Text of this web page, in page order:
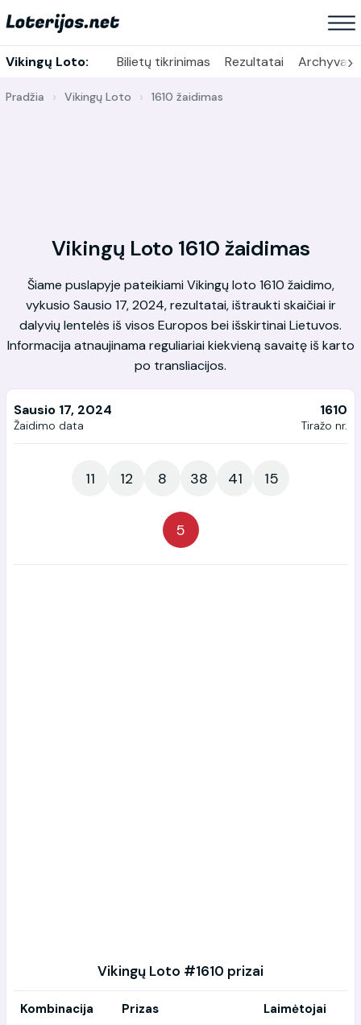
Vikingų Loto: Bilietų tikrinimas Rezultatai Archyvas
›
Pradžia Vikingų Loto 1610 žaidimas
Vikingų Loto 1610 žaidimas
Šiame puslapyje pateikiami Vikingų loto 1610 žaidimo,
vykusio Sausio 17, 2024, rezultatai, ištraukti skaičiai ir
dalyvių lentelės iš visos Europos bei išskirtinai Lietuvos.
Informacija atnaujinama reguliariai kiekvieną savaitę iš karto
po transliacijos.
Sausio 17, 2024
Žaidimo data
1610
Tiražo nr.
11 12 8 38 41 15
5
Vikingų Loto #1610 prizai
Kombinacija Prizas Laimėtojai